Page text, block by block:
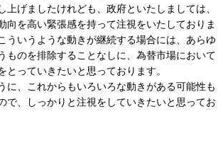
上げましたけれども、政府といたしましては、
向を高い緊張感を持って注視をいたしておりま
ういうような動きが継続する場合には、あらゆ
ものを排除することなしに、為替市場において
とっていきたいと思っております。
に、これからもいろいろな動きがある可能性も
で、しっかりと注視をしていきたいと思ってお